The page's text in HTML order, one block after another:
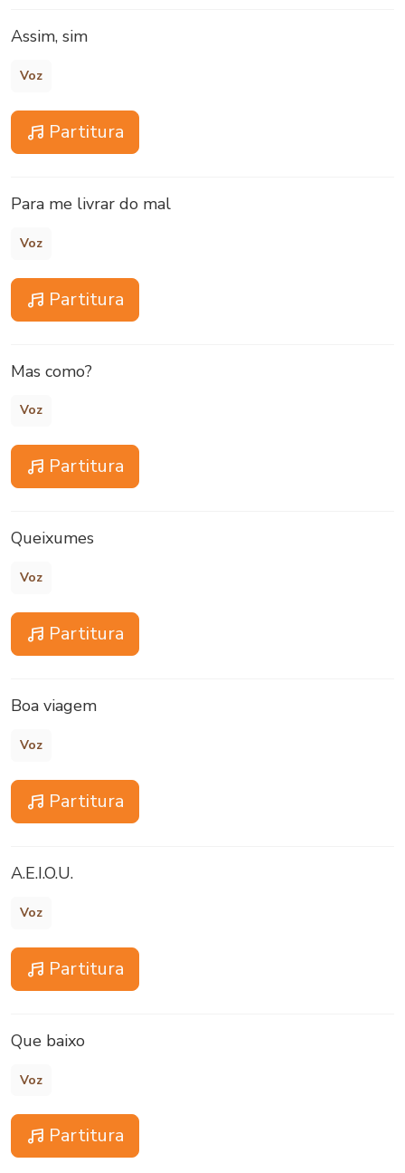
Assim, sim
Voz
Partitura
Para me livrar do mal
Voz
Partitura
Mas como?
Voz
Partitura
Queixumes
Voz
Partitura
Boa viagem
Voz
Partitura
A.E.I.O.U.
Voz
Partitura
Que baixo
Voz
Partitura